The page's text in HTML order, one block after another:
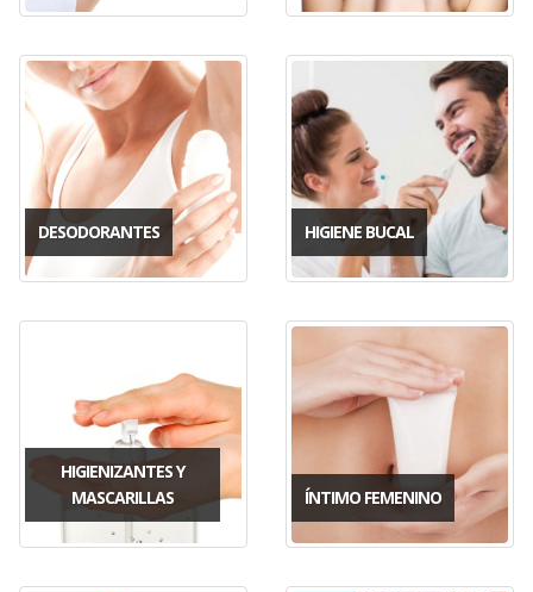
DESODORANTES HIGIENE BUCAL
HIGIENIZANTES Y
MASCARILLAS
ÍNTIMO FEMENINO